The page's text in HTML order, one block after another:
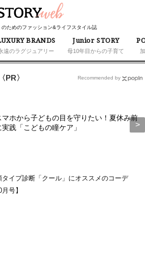
のためのファッション&ライフスタイル誌
BRANDS
遠のラグジュアリー
Junior STORY
母10年目からの子育て
PR〉
マホから子どもの目を守りたい！夏休み前
実践「こどもの瞳ケア」
Recommended by
タイプ診断「クール」にオススメのコーデ
号】